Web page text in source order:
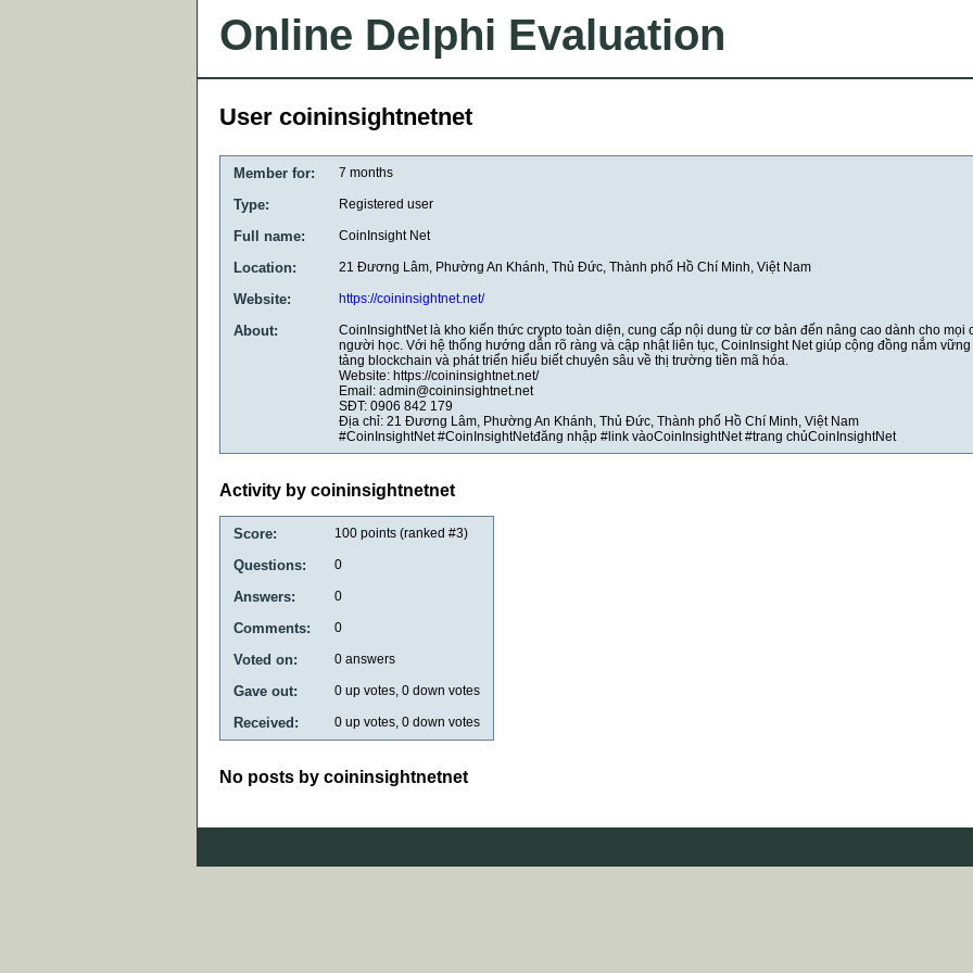
Online Delphi Evaluation
User coininsightnetnet
Member for: 7 months
Type: Registered user
Full name: CoinInsight Net
Location: 21 Đương Lâm, Phường An Khánh, Thủ Đức, Thành phố Hồ Chí Minh, Việt Nam
Website: https://coininsightnet.net/
About:
CoinInsightNet là kho kiến thức crypto toàn diện, cung cấp nội dung từ cơ bản đến nâng cao dành cho mọi
người học. Với hệ thống hướng dẫn rõ ràng và cập nhật liên tục, CoinInsight Net giúp cộng đồng nắm vững
tảng blockchain và phát triển hiểu biết chuyên sâu về thị trường tiền mã hóa.
Website: https://coininsightnet.net/
Email: admin@coininsightnet.net
SĐT: 0906 842 179
Địa chỉ: 21 Đương Lâm, Phường An Khánh, Thủ Đức, Thành phố Hồ Chí Minh, Việt Nam
#CoinInsightNet #CoinInsightNetđăng nhập #link vàoCoinInsightNet #trang chủCoinInsightNet
Activity by coininsightnetnet
Score: 100 points (ranked #3)
Questions: 0
Answers: 0
Comments: 0
Voted on: 0 answers
Gave out: 0 up votes, 0 down votes
Received: 0 up votes, 0 down votes
No posts by coininsightnetnet